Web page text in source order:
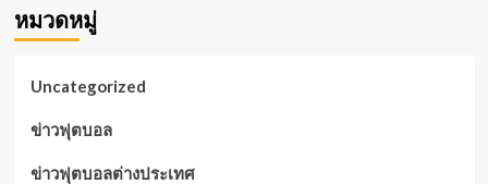
หมวดหมู่
Uncategorized
ข่าวฟุตบอล
ข่าวฟุตบอลต่างประเทศ